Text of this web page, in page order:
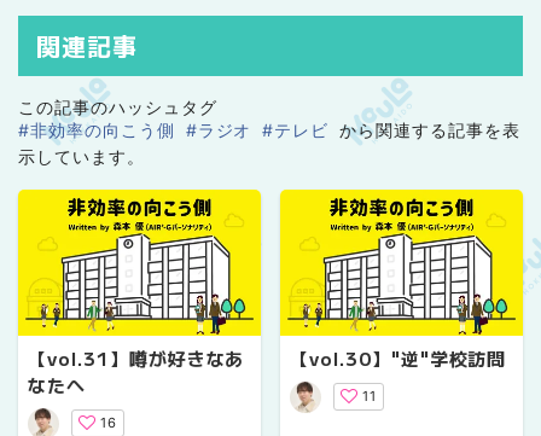
関連記事
この記事のハッシュタグ
#非効率の向こう側
#ラジオ #テレビ から関連する記事を表
示しています。
【vol.31】噂が好きなあ
なたへ
16
【vol.30】"逆"学校訪問
11